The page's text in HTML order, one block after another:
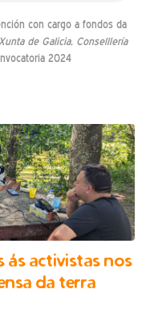
con cargo a fondos da
Xunta de Galicia, Conselllería
2024
ás activistas nos
da terra